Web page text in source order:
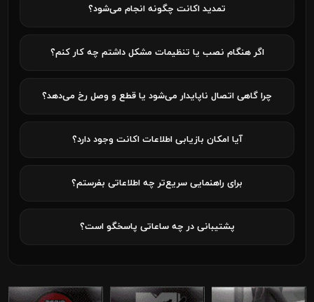
تمدید اکانت چگونه انجام می‌شود؟
اگر هنگام نصب یا تنظیمات مشکل داشتم چه کار کنم؟
چرا گاهی اتصال ناپایدار می‌شود یا قطع و وصل رخ می‌دهد؟
آیا امکان بازیابی اطلاعات اکانت وجود دارد؟
برای راهنمایی سریع‌تر چه اطلاعاتی بفرستم؟
پشتیبانی در چه ساعاتی پاسخگو است؟